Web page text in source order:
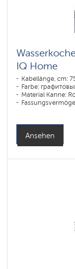
IQ Home
Kabellänge, cm:
Farbe:
Material Kanne:
Ansehen